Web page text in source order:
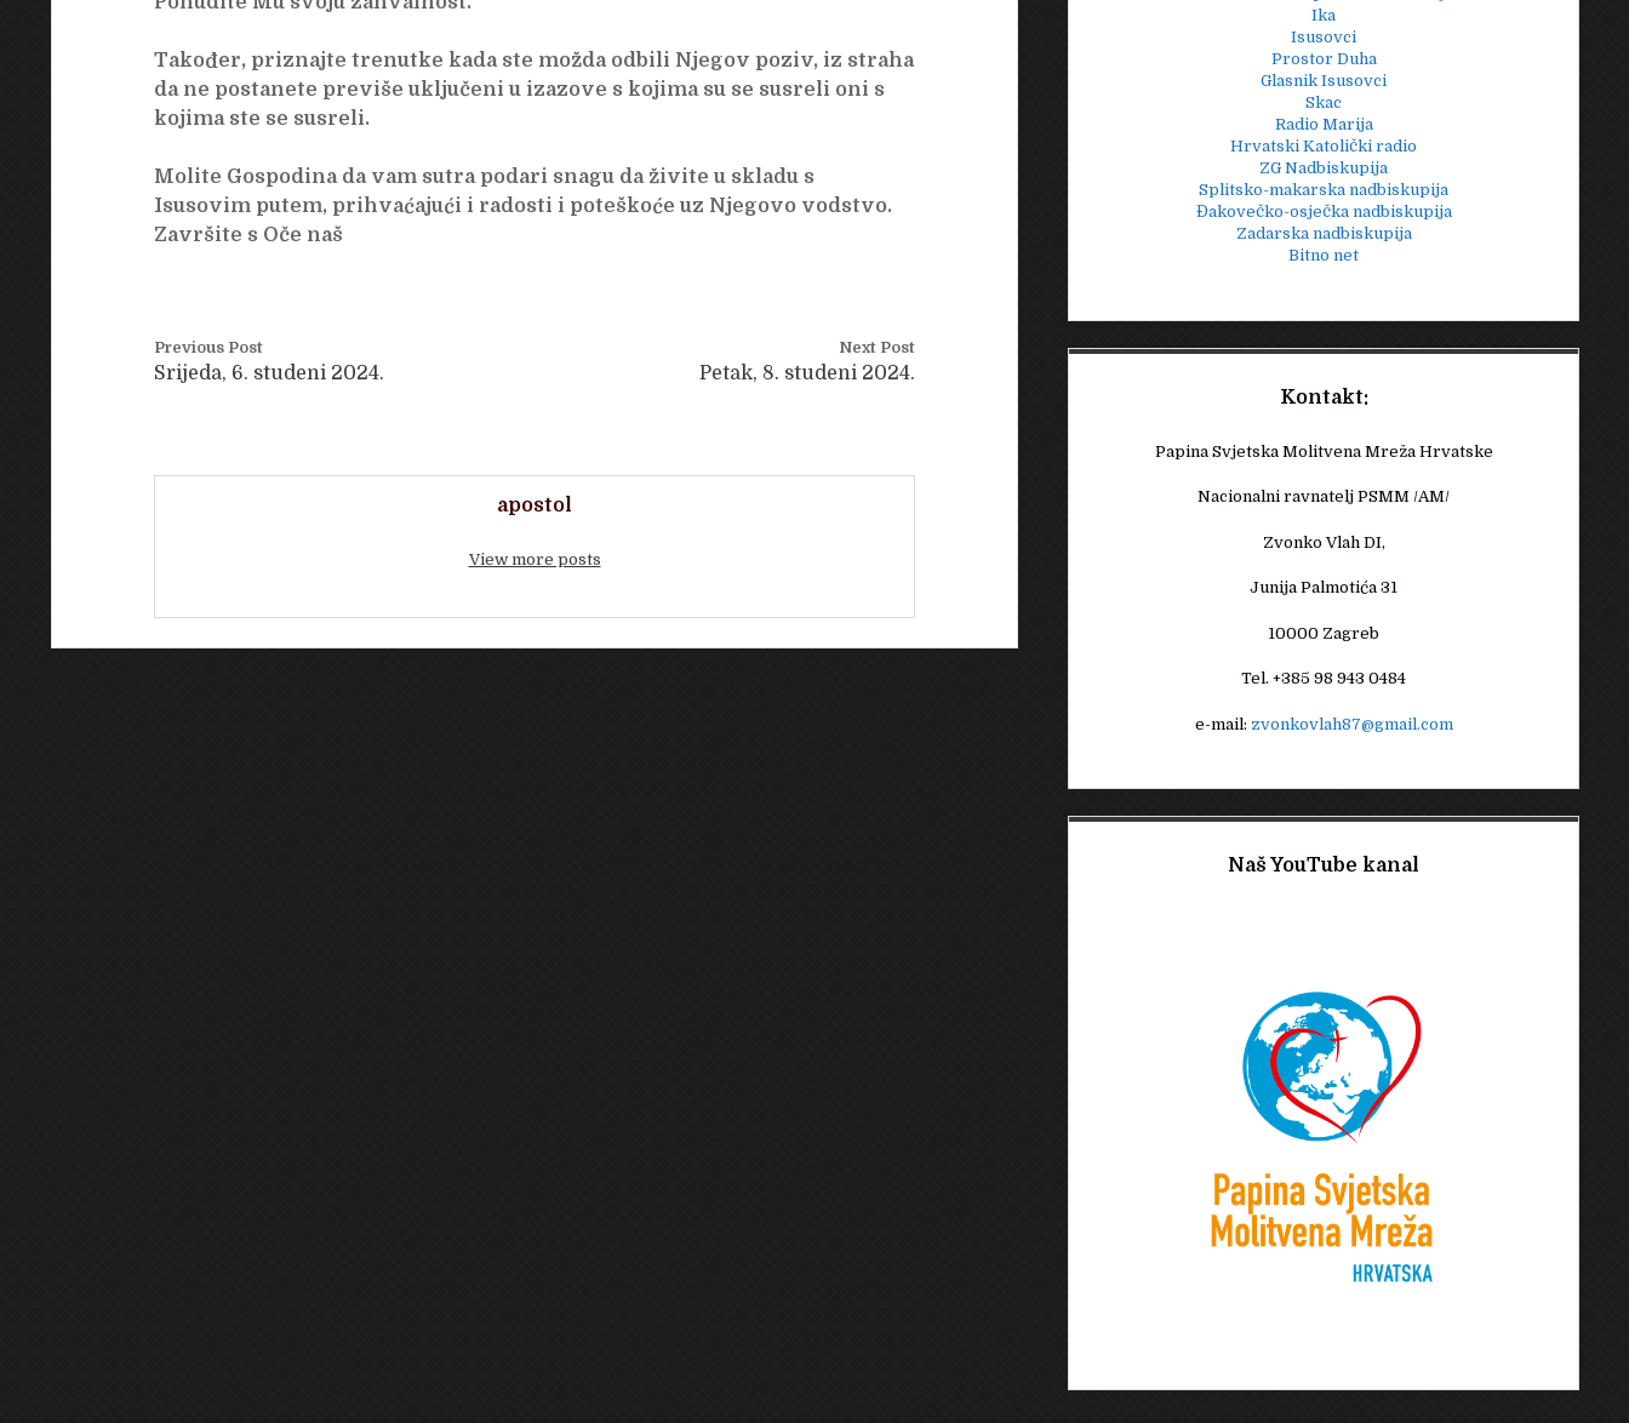
Također, priznajte trenutke kada ste možda odbili Njegov poziv, iz straha
da ne postanete previše uključeni u izazove s kojima su se susreli oni s
kojima ste se susreli.
Molite Gospodina da vam sutra podari snagu da živite u skladu s
Isusovim putem, prihvaćajući i radosti i poteškoće uz Njegovo vodstvo.
Završite s Oče naš
Previous Post
Srijeda, 6. studeni 2024.
Next Post
Petak, 8. studeni 2024.
apostol
View more posts
Ika
Isusovci
Prostor Duha
Glasnik Isusovci
Skac
Radio Marija
Hrvatski Katolički radio
ZG Nadbiskupija
Splitsko-makarska nadbiskupija
Đakovečko-osječka nadbiskupija
Zadarska nadbiskupija
Bitno net
Kontakt:
Papina Svjetska Molitvena Mreža Hrvatske
Nacionalni ravnatelj PSMM /AM/
Zvonko Vlah DI,
Junija Palmotića 31
10000 Zagreb
Tel. +385 98 943 0484
e-mail: zvonkovlah87@gmail.com
Naš YouTube kanal